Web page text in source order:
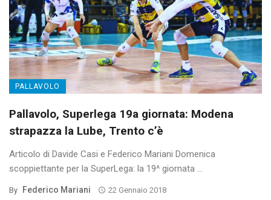
PALLAVOLO
Pallavolo, Superlega 19a giornata: Modena
strapazza la Lube, Trento c’è
Articolo di Davide Casi e Federico Mariani Domenica
scoppiettante per la SuperLega: la 19^ giornata ...
By Federico Mariani 22 Gennaio 2018